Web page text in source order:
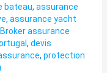
bateau, assurance
, assurance yacht
assurance
, devis
, protection